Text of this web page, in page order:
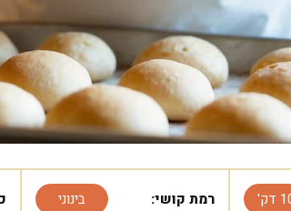
רמת קושי: בינוני